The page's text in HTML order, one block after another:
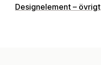
Designelement – övrigt